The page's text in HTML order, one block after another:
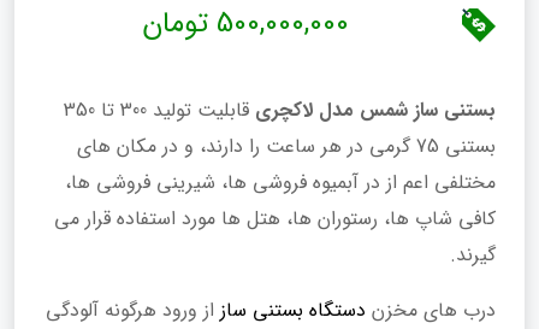
500,000,000 تومان
بستنی ساز شمس مدل لاکچری
قابلیت تولید 300 تا 350
بستنی 75 گرمی در هر ساعت را دارند، و در مکان های
مختلفی اعم از در آبمیوه فروشی ها، شیرینی فروشی ها،
کافی شاپ ها، رستوران ها، هتل ها مورد استفاده قرار می
گیرند.
درب های مخزن دستگاه بستنی ساز از ورود هرگونه آلودگی